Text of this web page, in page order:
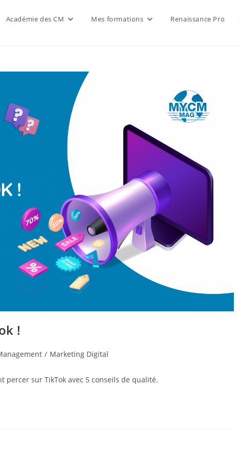
Académie des CM Mes formations Renaissance Pro
!
/ Marketing Digital
percer sur TikTok avec 5 conseils de qualité.